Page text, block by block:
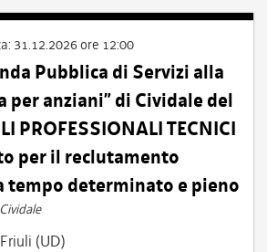
31.12.2026 ore 12:00
Pubblica di Servizi alla
per anziani” di Cividale del
PROFESSIONALI TECNICI
per il reclutamento
tempo determinato e pieno
(UD)